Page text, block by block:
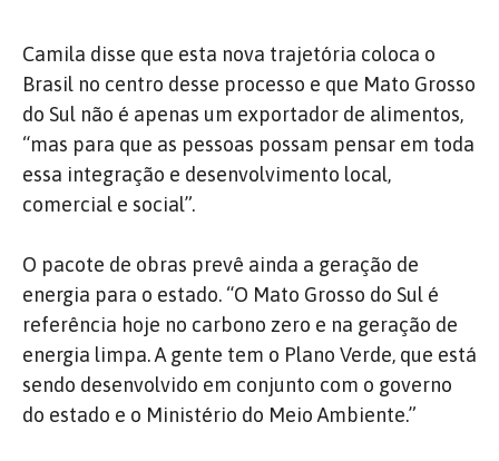
Camila disse que esta nova trajetória coloca o
Brasil no centro desse processo e que Mato Grosso
do Sul não é apenas um exportador de alimentos,
“mas para que as pessoas possam pensar em toda
essa integração e desenvolvimento local,
comercial e social”.
O pacote de obras prevê ainda a geração de
energia para o estado. “O Mato Grosso do Sul é
referência hoje no carbono zero e na geração de
energia limpa.A gente tem o Plano Verde, que está
sendo desenvolvido em conjunto com o governo
do estado e o Ministério do Meio Ambiente.”